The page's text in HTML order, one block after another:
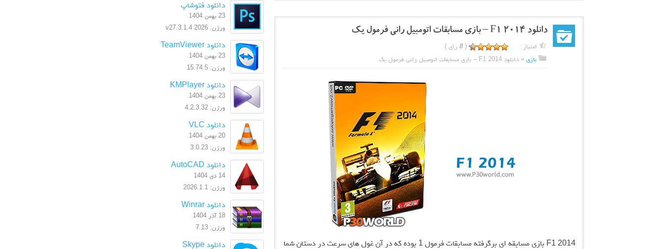
دانلود F1 2014 – بازی مسابقات اتومبیل رانی فرمول یک
امتیاز : (
8رای )
بازی» دانلود F1 2014 – بازی مسابقات اتومبیل رانی فرمول یک
F1 2014 بازی مسابقه ای برگرفته مسابقات فرمول 1 بوده که در آن غول های سرعت در دستان شما
دانلود فتوشاپ
23 بهمن 1404
ورژن: 2026 v27.3.1.4
دانلود TeamViewer
23 بهمن 1404
ورژن: 15.74.5
دانلود KMPlayer
23 بهمن 1404
ورژن: 4.2.3.32
دانلود VLC
20 بهمن 1404
ورژن: 3.0.23
دانلود AutoCAD
14 دی 1404
ورژن: 2026.1.1
دانلود Winrar
18 آذر 1404
ورژن: 7.13
دانلود Skype